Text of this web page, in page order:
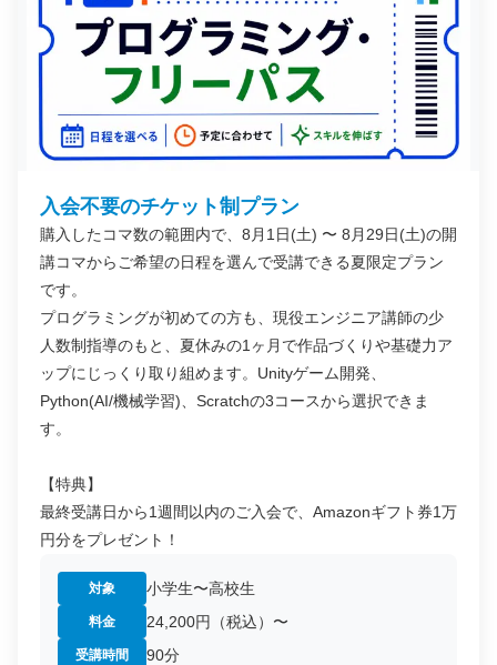
入会不要のチケット制プラン
購入したコマ数の範囲内で、8月1日(土) 〜 8月29日(土)の開
講コマからご希望の日程を選んで受講できる夏限定プラン
です。
プログラミングが初めての方も、現役エンジニア講師の少
人数制指導のもと、夏休みの1ヶ月で作品づくりや基礎力ア
ップにじっくり取り組めます。Unityゲーム開発、
Python(AI/機械学習)、Scratchの3コースから選択できま
す。
【特典】
最終受講日から1週間以内のご入会で、Amazonギフト券1万
円分をプレゼント！
対象 小学生〜高校生
料金 24,200円（税込）〜
受講時間 90分